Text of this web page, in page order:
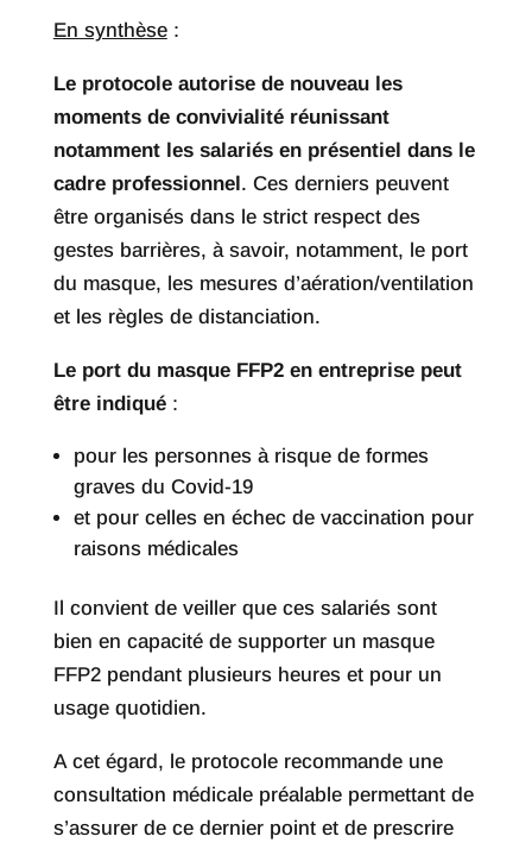
En synthèse:
Le protocole autorise de nouveau les
moments de convivialité réunissant
notamment les salariés en présentiel dans le
cadre professionnel . Ces derniers peuvent
être organisés dans le strict respect des
gestes barrières, à savoir, notamment, le port
du masque, les mesures d’aération/ventilation
et les règles de distanciation.
Le port du masque FFP2 en entreprise peut
être indiqué:
pour les personnes à risque de formes
graves du Covid-19
et pour celles en échec de vaccination pour
raisons médicales
Il convient de veiller que ces salariés sont
bien en capacité de supporter un masque
FFP2 pendant plusieurs heures et pour un
usage quotidien.
A cet égard, le protocole recommande une
consultation médicale préalable permettant de
s’assurer de ce dernier point et de prescrire